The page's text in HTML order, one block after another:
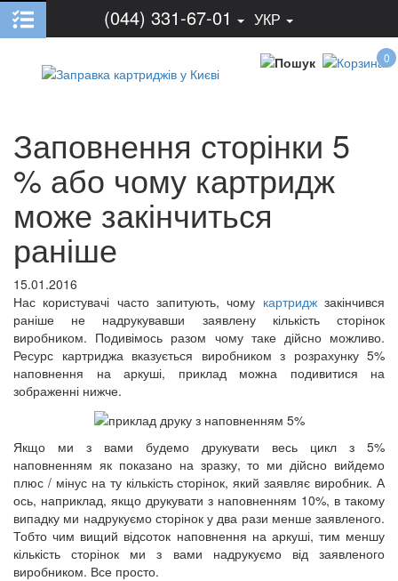
(044) 331-67-01 УКР
0
Заповнення сторінки 5
% або чому картридж
може закінчиться
раніше
15.01.2016
Нас користувачі часто запитують, чому картриджзакінчився
раніше не надрукувавши заявлену кількість сторінок
виробником. Подивімось разом чому таке дійсно можливо.
Ресурс картриджа вказується виробником з розрахунку 5%
наповнення на аркуші, приклад можна подивитися на
зображенні нижче.
Якщо ми з вами будемо друкувати весь цикл з 5%
наповненням як показано на зразку, то ми дійсно вийдемо
плюс / мінус на ту кількість сторінок, який заявляє виробник. А
ось, наприклад, якщо друкувати з наповненням 10%, в такому
випадку ми надрукуємо сторінок у два рази менше заявленого.
Тобто чим вищий відсоток наповнення на аркуші, тим меншу
кількість сторінок ми з вами надрукуємо від заявленого
виробником. Все просто.